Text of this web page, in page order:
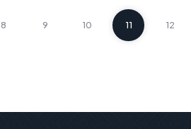
8 9 10 11 12